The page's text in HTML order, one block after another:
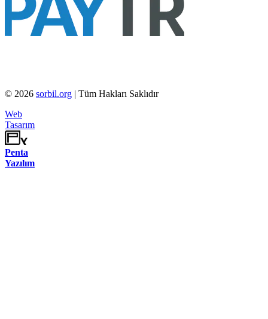
© 2026 sorbil.org | Tüm Hakları Saklıdır
Web
Tasarım
Penta
Yazılım